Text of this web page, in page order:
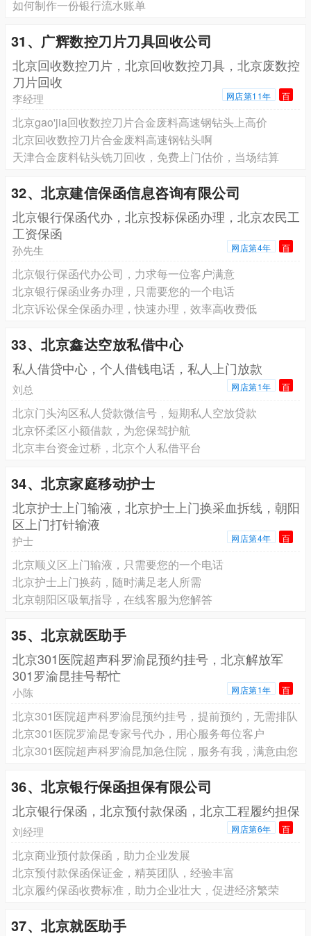
如何制作一份银行流水账单
31、广辉数控刀片刀具回收公司
北京回收数控刀片，北京回收数控刀具，北京废数控
刀片回收
李经理 网店第11年 百
北京gao'jia回收数控刀片合金废料高速钢钻头上高价
北京回收数控刀片合金废料高速钢钻头啊
天津合金废料钻头铣刀回收，免费上门估价，当场结算
32、北京建信保函信息咨询有限公司
北京银行保函代办，北京投标保函办理，北京农民工
工资保函
孙先生 网店第4年 百
北京银行保函代办公司，力求每一位客户满意
北京银行保函业务办理，只需要您的一个电话
北京诉讼保全保函办理，快速办理，效率高收费低
33、北京鑫达空放私借中心
私人借贷中心，个人借钱电话，私人上门放款
刘总 网店第1年 百
北京门头沟区私人贷款微信号，短期私人空放贷款
北京怀柔区小额借款，为您保驾护航
北京丰台资金过桥，北京个人私借平台
34、北京家庭移动护士
北京护士上门输液，北京护士上门换采血拆线，朝阳
区上门打针输液
护士 网店第4年 百
北京顺义区上门输液，只需要您的一个电话
北京护士上门换药，随时满足老人所需
北京朝阳区吸氧指导，在线客服为您解答
35、北京就医助手
北京301医院超声科罗渝昆预约挂号，北京解放军
301罗渝昆挂号帮忙
小陈 网店第1年 百
北京301医院超声科罗渝昆预约挂号，提前预约，无需排队
北京301医院罗渝昆专家号代办，用心服务每位客户
北京301医院超声科罗渝昆加急住院，服务有我，满意由您
36、北京银行保函担保有限公司
北京银行保函，北京预付款保函，北京工程履约担保
刘经理 网店第6年 百
北京商业预付款保函，助力企业发展
北京预付款保函保证金，精英团队，经验丰富
北京履约保函收费标准，助力企业壮大，促进经济繁荣
37、北京就医助手